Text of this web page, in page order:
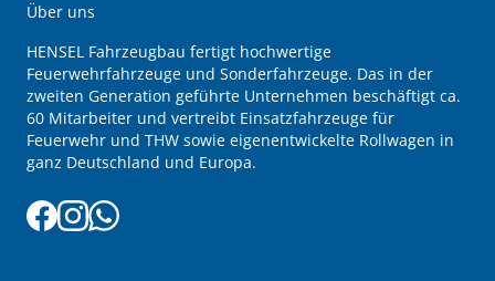
Über uns
HENSEL Fahrzeugbau fertigt hochwertige
Feuerwehrfahrzeuge und Sonderfahrzeuge. Das in der
zweiten Generation geführte Unternehmen beschäftigt ca.
60 Mitarbeiter und vertreibt Einsatzfahrzeuge für
Feuerwehr und THW sowie eigenentwickelte Rollwagen in
ganz Deutschland und Europa.